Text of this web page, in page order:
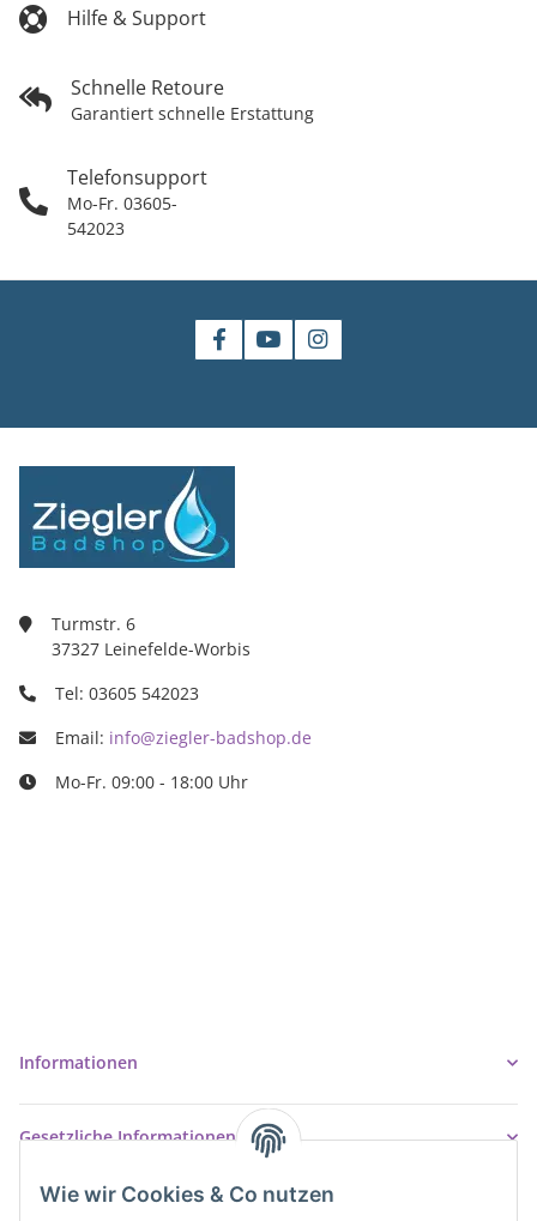
Wie wir Cookies & Co nutzen
Hilfe & Support
Schnelle Retoure
Garantiert schnelle Erstattung
Telefonsupport
Mo-Fr. 03605-
542023
Turmstr. 6
37327 Leinefelde-Worbis
Tel: 03605 542023
Email: info@ziegler-badshop.de
Mo-Fr. 09:00 - 18:00 Uhr
Informationen
Gesetzliche Informationen